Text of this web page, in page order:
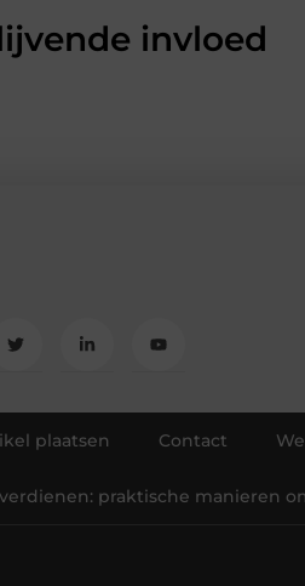
invloed
plaatsen Contact
praktische manieren